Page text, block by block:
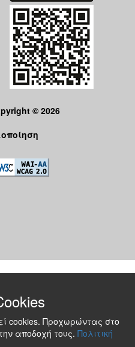
© 2026
cookies. Προχωρώντας στο
αποδοχή τους. Πολιτική